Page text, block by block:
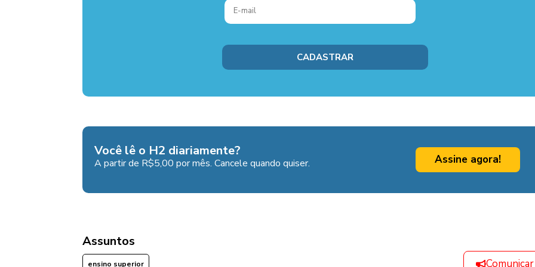
Você lê o H2 diariamente?
A partir de R$5,00 por mês. Cancele quando quiser. Assine agora!
Assuntos
ensino superior